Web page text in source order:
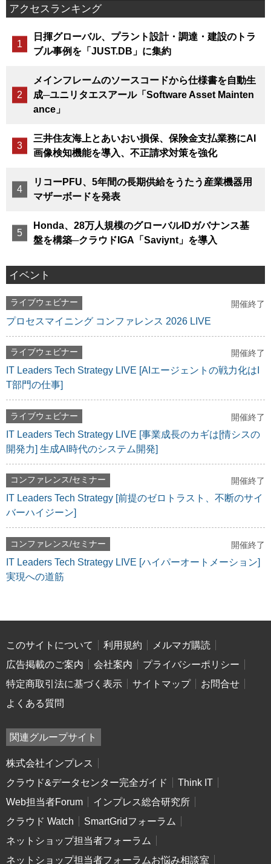
アクセスランキング
日揮グローバル、プラント設計・調達・建設のトラ
ブル事例を「JUST.DB」に集約
メインフレームのソースコードから仕様書を自動生
成─ユニリタエスアール「Software Asset Mainten
ance」
三井住友海上とあいおい損保、保険金支払業務にAI
画像検知機能を導入、不正請求対策を強化
リコーPFU、5年間の長期供給をうたう産業機器用
マザーボードを発表
Honda、28万人規模のグローバルIDガバナンス基
盤を構築─クラウドIGA「Saviynt」を導入
イベント
ライブウェビナー 開催終了
プロセスマイニング コンファレンス 2026 LIVE
ライブウェビナー 開催終了
IT Leaders Tech Strategy LIVE [AIエージェントの戦力化はI
T部門の仕事]
ライブウェビナー 開催終了
IT Leaders Tech Strategy LIVE [事業成長のカギは[情シスの
開発力] 生成AI時代のシステム開発]
コンファレンス/セミナー 開催終了
IT Leaders Tech Strategy [前提のゼロトラスト、不断のサイ
バーハイジーン]
コンファレンス/セミナー 開催終了
IT Leaders Tech Strategy LIVE [ハイパーオートメーション]
実現への道筋
このサイトについて 利用規約
メルマガ購読
広告掲載のご案内
会社案内
プライバシーポリシー
特定商取引法に基づく表示
サイトマップ
お問合せ
よくある質問
関連グループサイト
株式会社インプレス
クラウド&データセンター完全ガイド
Think IT
Web担当者Forum
インプレス総合研究所
クラウド Watch
SmartGridフォーラム
ネットショップ担当者フォーラム
ネットショップ担当者フォーラムお悩み相談室